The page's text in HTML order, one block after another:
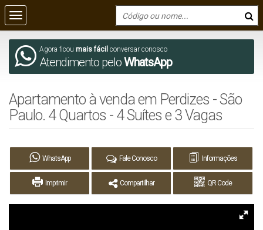
Agora ficou mais fácil conversar conosco
Atendimento peloWhatsApp
Apartamento à venda em Perdizes - São
Paulo. 4 Quartos - 4 Suítes e 3 Vagas
WhatsApp Fale Conosco Informações
Imprimir Compartilhar QR Code